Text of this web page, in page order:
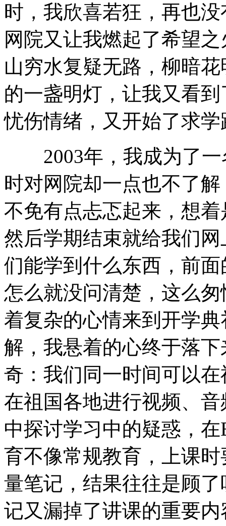
时，我欣喜若狂，再也
网院又让我燃起了希望
山穷水复疑无路，柳暗
的一盏明灯，让我又看
忧伤情绪，又开始了求
2003年，我成为了一
时对网院却一点也不了
不免有点忐忑起来，想
然后学期结束就给我们
们能学到什么东西，前
怎么就没问清楚，这么
着复杂的心情来到开学
解，我悬着的心终于落
奇：我们同一时间可以
在祖国各地进行视频、
中探讨学习中的疑惑，
育不像常规教育，上课
量笔记，结果往往是顾
记又漏掉了讲课的重要